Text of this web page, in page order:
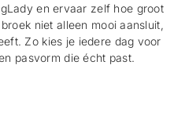
en ervaar zelf hoe groot
niet alleen mooi aansluit,
Zo kies je iedere dag voor
pasvorm die écht past.